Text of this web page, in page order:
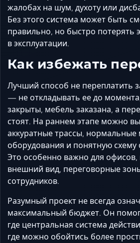
жалобах на шум, духоту или
Без этого система может быть
правильно, но быстро потерять
в эксплуатации.
Как избежать
Лучший способ не переплатить
— не откладывать ее до
закрыты, мебель заказана, а
стоят. На раннем этапе можно
аккуратные трассы, нормальные
оборудования и понятную схему
Это особенно важно для офисов,
внешний вид, переговорные
сотрудников.
Разумный проект не всегда
максимальный бюджет. Он
где центральная система
где можно обойтись более